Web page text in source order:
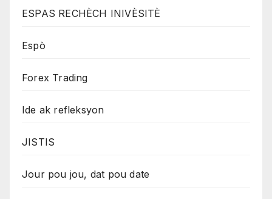
ESPAS RECHÈCH INIVÈSITÈ
Espò
Forex Trading
Ide ak refleksyon
JISTIS
Jour pou jou, dat pou date